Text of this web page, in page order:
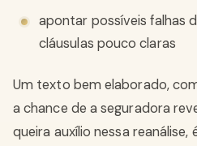
apontar possíveis falhas
cláusulas pouco claras
Um texto bem elaborado,
a chance de a seguradora
queira auxílio nessa reanálise,